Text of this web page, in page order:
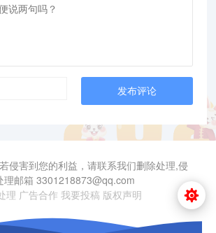
发布评论
侵害到您的利益，请联系我们删除处理,侵
理邮箱 3301218873@qq.com
理 广告合作 我要投稿 版权声明